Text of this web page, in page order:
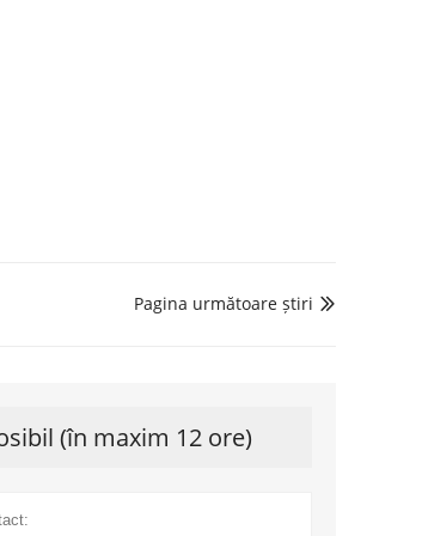

Pagina următoare știri
(în maxim 12 ore)